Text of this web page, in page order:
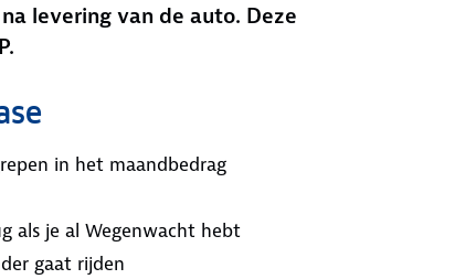
levering van de auto. Deze
in het maandbedrag
als je al Wegenwacht hebt
gaat rijden